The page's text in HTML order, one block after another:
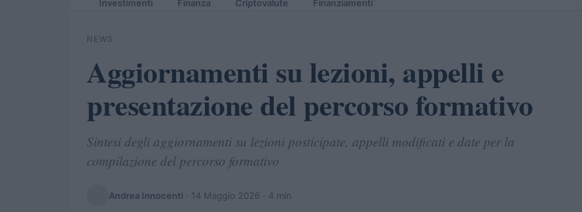
Investimenti Finanza Criptovalute Finanziamenti
NEWS
Aggiornamenti su lezioni, appelli e
presentazione del percorso formativo
Sintesi degli aggiornamenti su lezioni posticipate, appelli modificati e date per la
compilazione del percorso formativo
Andrea Innocenti · 14 Maggio 2026 · 4 min